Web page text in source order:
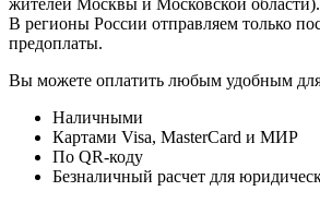
жителей Москвы и Московской области).
В регионы России отправляем только
предоплаты.
Вы можете оплатить любым удобным
Наличными
Картами Visa, MasterCard и МИР
По QR-коду
Безналичный расчет для